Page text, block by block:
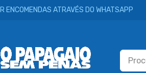
ENCOMENDAS ATRAVÉS DO WHATSAPP